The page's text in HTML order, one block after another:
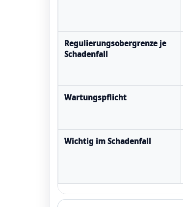
Regulierungsobergrenze je
Schadenfall
Wartungspflicht
Wichtig im Schadenfall